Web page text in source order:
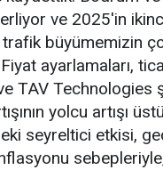
ve 2025'in
büyümemizin
ayarlamaları,
TAV
yolcu artışı
seyreltici etkisi,